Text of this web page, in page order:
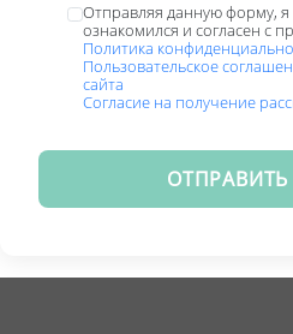
Отправляя данную форму,
ознакомился и согласен с
Политика
Пользовательское
сайта
Согласие на получение
ОТПРАВИТЬ